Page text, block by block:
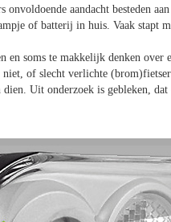
onvoldoende aandacht besteden
of batterij in huis. Vaak stapt
en soms te makkelijk denken
of slecht verlichte
Uit onderzoek is gebleken,